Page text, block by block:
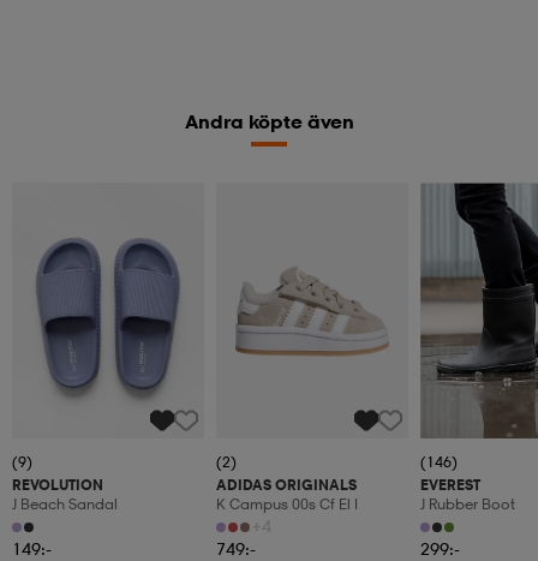
Andra köpte även
(9)
REVOLUTION
J Beach Sandal
149:-
(2)
ADIDAS ORIGINALS
K Campus 00s Cf El I
+4
749:-
(146)
EVEREST
J Rubber Boot
299:-